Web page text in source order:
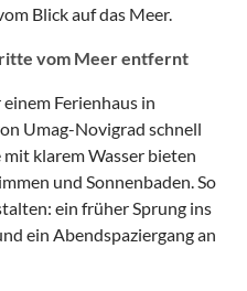
Blick auf das Meer.
vom Meer entfernt
Ferienhaus in
Umag-Novigrad schnell
klarem Wasser bieten
und Sonnenbaden. So
ein früher Sprung ins
ein Abendspaziergang an